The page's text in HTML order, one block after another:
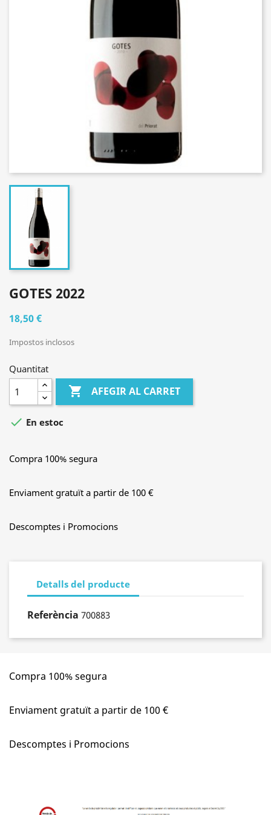
GOTES 2022
18,50 €
Impostos inclosos
Quantitat
 AFEGIR AL CARRET
 En estoc
Compra 100% segura
Enviament gratuït a partir de 100 €
Descomptes i Promocions
Detalls del producte
Referència 700883
Compra 100% segura
Enviament gratuït a partir de 100 €
Descomptes i Promocions